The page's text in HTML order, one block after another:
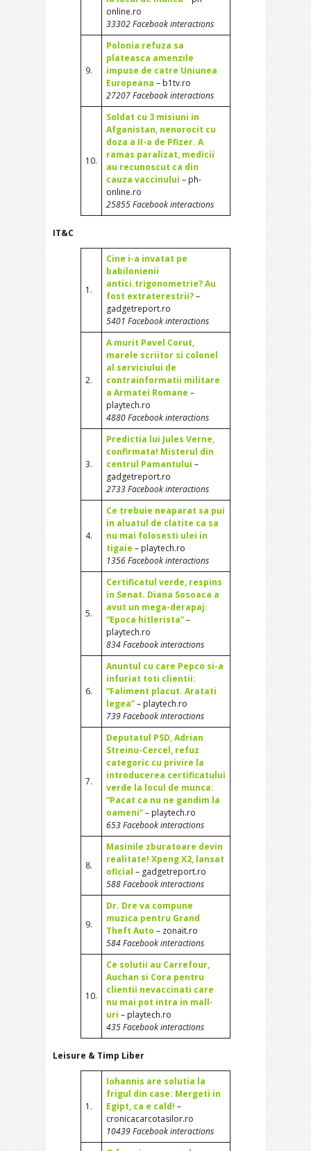
online.ro
33302 Facebook interactions
9.
Polonia refuza sa
plateasca amenzile
impuse de catre Uniunea
Europeana – b1tv.ro
27207 Facebook interactions
10.
Soldat cu 3 misiuni in
Afganistan, nenorocit cu
doza a II-a de Pfizer. A
ramas paralizat, medicii
au recunoscut ca din
cauza vaccinului – ph-
online.ro
25855 Facebook interactions
IT&C
1.
Cine i-a invatat pe
babilonienii
antici.trigonometrie? Au
fost extraterestrii?–
gadgetreport.ro
5401 Facebook interactions
2.
A murit Pavel Corut,
marele scriitor si colonel
al serviciului de
contrainformatii militare
a Armatei Romane –
playtech.ro
4880 Facebook interactions
3.
Predictia lui Jules Verne,
confirmata! Misterul din
centrul Pamantului –
gadgetreport.ro
2733 Facebook interactions
4.
Ce trebuie neaparat sa pui
in aluatul de clatite ca sa
nu mai folosesti ulei in
tigaie – playtech.ro
1356 Facebook interactions
5.
Certificatul verde, respins
in Senat. Diana Sosoaca a
avut un mega-derapaj:
“Epoca hitlerista”–
playtech.ro
834 Facebook interactions
6.
Anuntul cu care Pepco si-a
infuriat toti clientii:
“Faliment placut. Aratati
legea”– playtech.ro
739 Facebook interactions
7.
Deputatul PSD, Adrian
Streinu-Cercel, refuz
categoric cu privire la
introducerea certificatului
verde la locul de munca:
“Pacat ca nu ne gandim la
oameni”– playtech.ro
653 Facebook interactions
8.
Masinile zburatoare devin
realitate! Xpeng X2, lansat
oficial – gadgetreport.ro
588 Facebook interactions
9.
Dr. Dre va compune
muzica pentru Grand
Theft Auto – zonait.ro
584 Facebook interactions
10.
Ce solutii au Carrefour,
Auchan si Cora pentru
clientii nevaccinati care
nu mai pot intra in mall-
uri – playtech.ro
435 Facebook interactions
Leisure & Timp Liber
1.
Iohannis are solutia la
frigul din case: Mergeti in
Egipt, ca e cald! –
cronicacarcotasilor.ro
10439 Facebook interactions